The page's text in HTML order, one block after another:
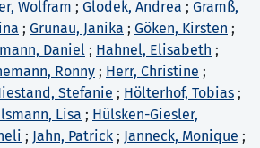
Wolfram ; Glodek, Andrea ; Gramß,
; Grunau, Janika ; Göken, Kirsten ;
Daniel ; Hahnel, Elisabeth ;
Ronny ; Herr, Christine ;
Stefanie ; Hölterhof, Tobias ;
Lisa ; Hülsken-Giesler,
; Jahn, Patrick ; Janneck, Monique ;